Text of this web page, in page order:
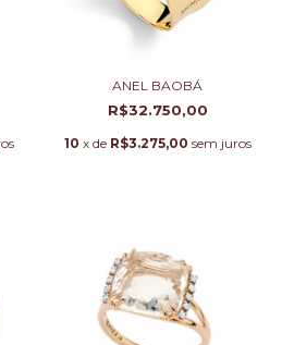
ANEL BAOBÁ
R$32.750,00
10 x de R$3.275,00 sem juros